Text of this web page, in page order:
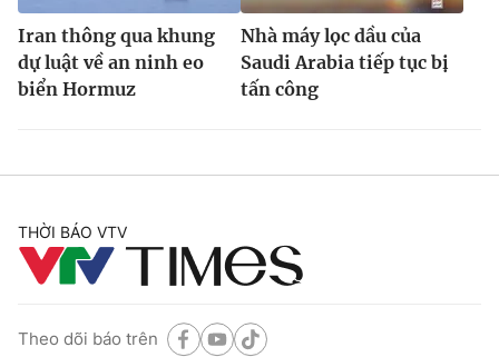
Iran thông qua khung
dự luật về an ninh eo
biển Hormuz
Nhà máy lọc dầu của
Saudi Arabia tiếp tục bị
tấn công
THỜI BÁO VTV
Theo dõi báo trên